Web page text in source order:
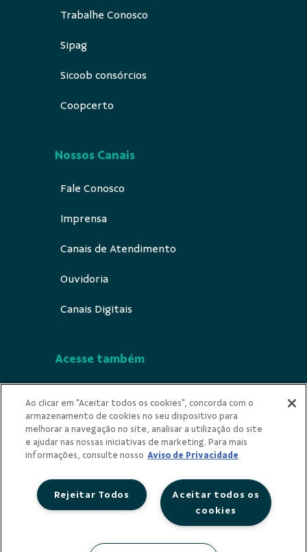
Trabalhe Conosco
Sipag
Sicoob consórcios
Coopcerto
Nossos Canais
Fale Conosco
Imprensa
Canais de Atendimento
Ouvidoria
Canais Digitais
Acesse também
Indícios de Ilicitude
Privacidade
Ao clicar em "Aceitar todos os cookies", concorda com o
armazenamento de cookies no seu dispositivo para
melhorar a navegação no site, analisar a utilização do site
e ajudar nas nossas iniciativas de marketing. Para mais
informações, consulte nosso Aviso de Privacidade
Aceitar todos os
cookies
Rejeitar Todos